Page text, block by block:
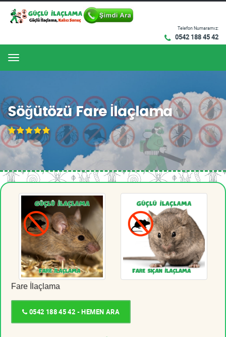
Telefon Numaramız:
0542 188 45 42
Menu
Söğütözü Fare İlaçlama
Fare İlaçlama
0542 188 45 42 - HEMEN ARA